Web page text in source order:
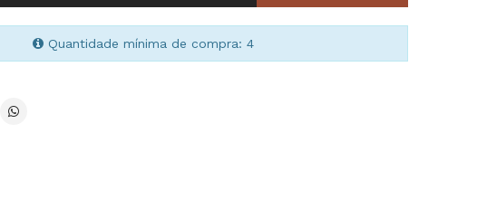
Quantidade mínima de compra: 4